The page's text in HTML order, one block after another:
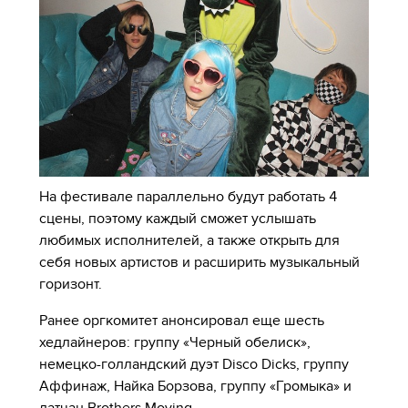
На фестивале параллельно будут работать 4
сцены, поэтому каждый сможет услышать
любимых исполнителей, а также открыть для
себя новых артистов и расширить музыкальный
горизонт.
Ранее оргкомитет анонсировал еще шесть
хедлайнеров: группу «Черный обелиск»,
немецко-голландский дуэт Disco Dicks, группу
Аффинаж, Найка Борзова, группу «Громыка» и